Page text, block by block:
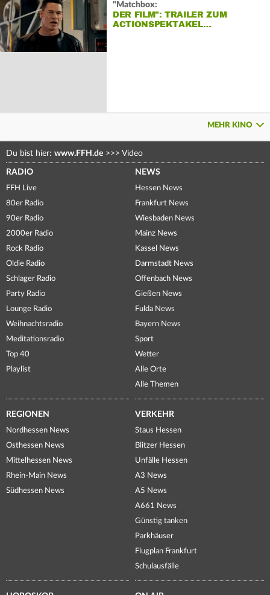
"Matchbox:
DER FILM": TRAILER ZUM
ACTIONSPEKTAKEL…
MEHR KINO
Du bist hier: www.FFH.de >>> Video
RADIO
FFH Live
80er Radio
90er Radio
2000er Radio
Rock Radio
Oldie Radio
Schlager Radio
Party Radio
Lounge Radio
Weihnachtsradio
Meditationsradio
Top 40
Playlist
NEWS
Hessen News
Frankfurt News
Wiesbaden News
Mainz News
Kassel News
Darmstadt News
Offenbach News
Gießen News
Fulda News
Bayern News
Sport
Wetter
Alle Orte
Alle Themen
REGIONEN
Nordhessen News
Osthessen News
Mittelhessen News
Rhein-Main News
Südhessen News
VERKEHR
Staus Hessen
Blitzer Hessen
Unfälle Hessen
A3 News
A5 News
A661 News
Günstig tanken
Parkhäuser
Flugplan Frankfurt
Schulausfälle